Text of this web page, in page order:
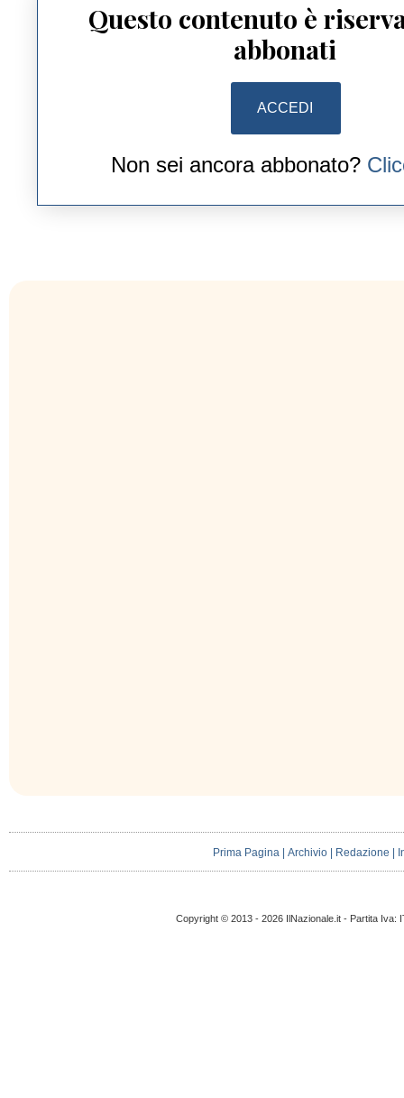
Questo contenuto è
abbonati
ACCEDI
Non sei ancora abbonato?
Prima Pagina |Archivio Redazione
Copyright © 2013 - 2026 IlNazionale.it - Partita Iva: